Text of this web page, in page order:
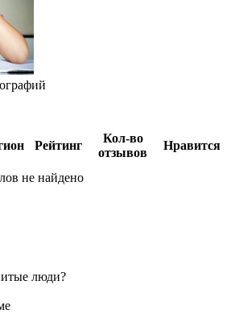
Рейтинг
Кол-во
отзывов
Нравится
не найдено
люди?